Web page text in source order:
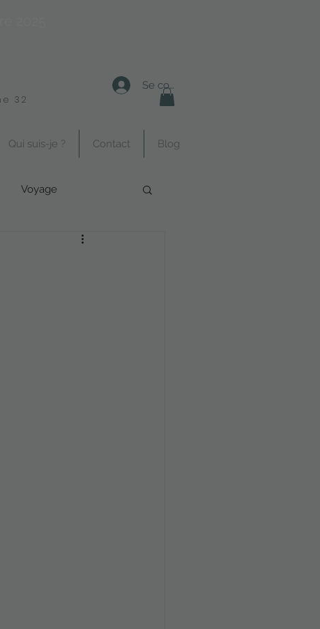
32
Se connecter
Qui suis-je ? Contact Blog
Voyage